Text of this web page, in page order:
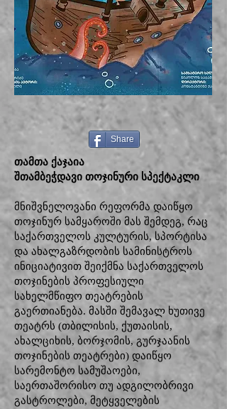
Share
თამთა ქაჯაია
შთამბეჭდავი თოჯინური სპექტაკლი
მნიშვნელოვანი რეფორმა დაიწყო
თოჯინურ სამყაროში მას შემდეგ, რაც
საქართველოს კულტურის, სპორტისა
და ახალგაზრდობის სამინისტროს
ინიციატივით შეიქმნა საქართველოს
თოჯინების პროფესიული
სახელმწიფო თეატრების
გაერთიანება. მასში შემავალ ხუთივე
თეატრს (თბილისის, ქუთაისის,
ახალციხის, ბორჯომის, გურჯაანის
თოჯინების თეატრები) დაიწყო
სარემონტო სამუშაოები,
საერთაშორისო თუ ადგილობრივი
გასტროლები, მეტყველების